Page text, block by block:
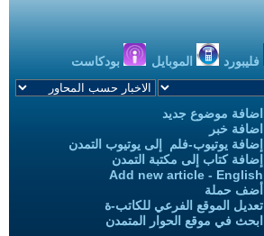
فليبورد الموبايل بودكاست
اضافة موضوع جديد
اضافة خبر
إضافة يوتيوب-فلم إلى يوتيوب التمدن
إضافة كتاب إلى مكتبة التمدن
Add new article - English
أضف حملة
تعديل الموقع الفرعي للكاتب-ة
ابحث في موقع الحوار المتمدن